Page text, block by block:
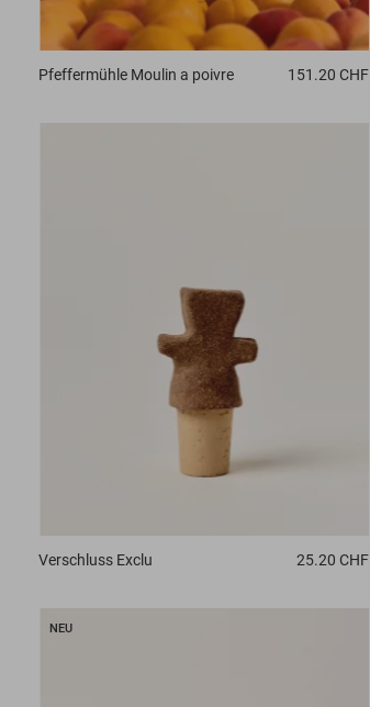
Pfeffermühle Moulin a poivre 151.20 CHF
Verschluss Exclu 25.20 CHF
NEU